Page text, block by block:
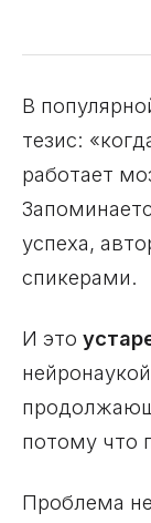
В
тезис:
работает
успеха,
спикерами.
И это
потому что
Проблема